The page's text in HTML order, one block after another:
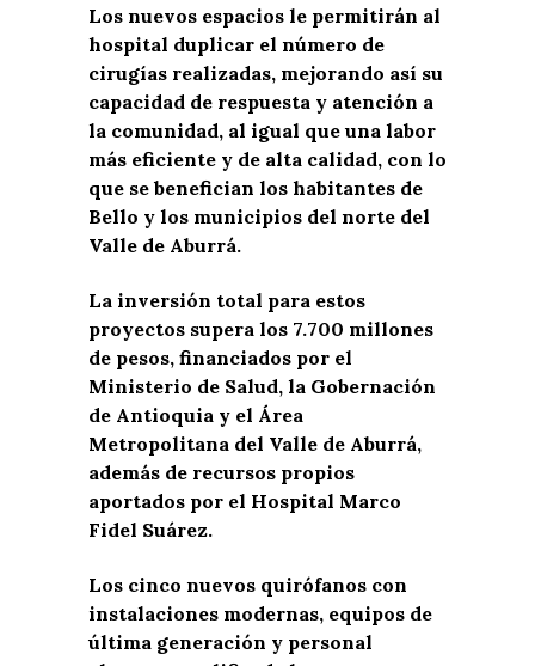
Los nuevos espacios le permitirán al
hospital duplicar el número de
cirugías realizadas, mejorando así su
capacidad de respuesta y atención a
la comunidad, al igual que una labor
más eficiente y de alta calidad, con lo
que se benefician los habitantes de
Bello y los municipios del norte del
Valle de Aburrá.
La inversión total para estos
proyectos supera los 7.700 millones
de pesos, financiados por el
Ministerio de Salud, la Gobernación
de Antioquia y el Área
Metropolitana del Valle de Aburrá,
además de recursos propios
aportados por el Hospital Marco
Fidel Suárez.
Los cinco nuevos quirófanos con
instalaciones modernas, equipos de
última generación y personal